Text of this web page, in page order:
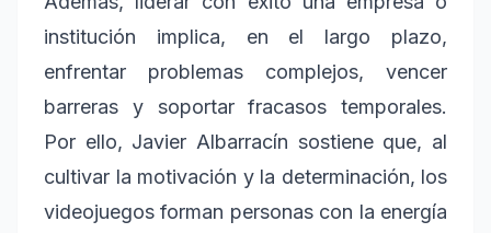
institución implica, en el largo plazo,
enfrentar problemas complejos, vencer
barreras y soportar fracasos temporales.
Por ello, Javier Albarracín sostiene que, al
cultivar la motivación y la determinación, los
videojuegos forman personas con la energía